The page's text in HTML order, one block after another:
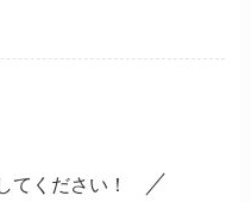
てください！